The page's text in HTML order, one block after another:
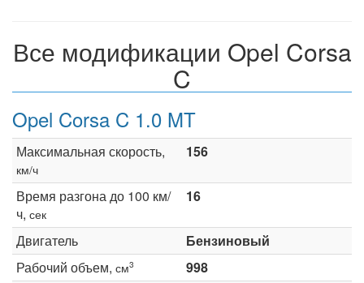
Все модификации Opel Corsa
C
Opel Corsa C 1.0 MT
Максимальная скорость,
км/ч
156
Время разгона до 100 км/
ч, сек
16
Двигатель
Бензиновый
Рабочий объем, см3
998